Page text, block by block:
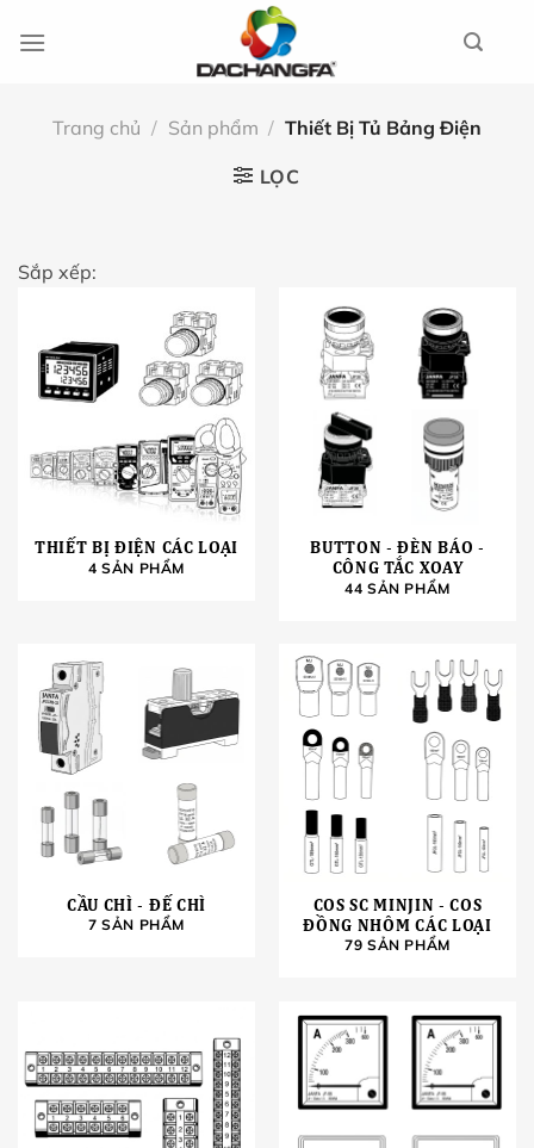
đến
Trang chủ / Sản phẩm / Thiết Bị Tủ Bảng Điện
LỌC
Sắp xếp:
THIẾT BỊ ĐIỆN CÁC LOẠI
4 SẢN PHẨM
BUTTON - ĐÈN BÁO -
CÔNG TẮC XOAY
44 SẢN PHẨM
CẦU CHÌ - ĐẾ CHÌ
7 SẢN PHẨM
COS SC MINJIN - COS
ĐỒNG NHÔM CÁC LOẠI
79 SẢN PHẨM